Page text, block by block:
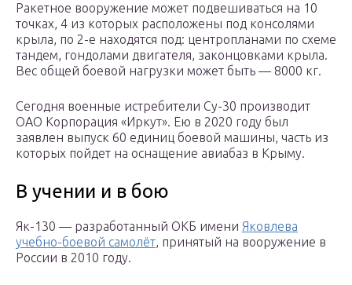
Ракетное вооружение может подвешиваться на 10
точках, 4 из которых расположены под консолями
крыла, по 2-е находятся под: центропланами по схеме
тандем, гондолами двигателя, законцовками крыла.
Вес общей боевой нагрузки может быть — 8000 кг.
Сегодня военные истребители Су-30 производит
ОАО Корпорация «Иркут». Ею в 2020 году был
заявлен выпуск 60 единиц боевой машины, часть из
которых пойдет на оснащение авиабаз в Крыму.
В учении и в бою
Як-130 — разработанный ОКБ имени Яковлева
учебно-боевой самолёт, принятый на вооружение в
России в 2010 году.